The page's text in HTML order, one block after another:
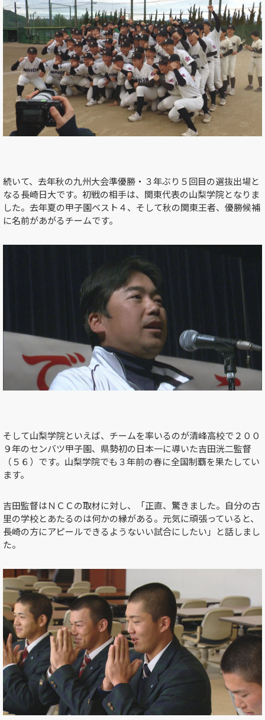
続いて、去年秋の九州大会準優勝・３年ぶり５回目の選抜出場と
なる長崎日大です。初戦の相手は、関東代表の山梨学院となりま
した。去年夏の甲子園ベスト４、そして秋の関東王者、優勝候補
に名前があがるチームです。
そして山梨学院といえば、チームを率いるのが清峰高校で２００
９年のセンバツ甲子園、県勢初の日本一に導いた吉田洸二監督
（５６）です。山梨学院でも３年前の春に全国制覇を果たしてい
ます。
吉田監督はＮＣＣの取材に対し、「正直、驚きました。自分の古
里の学校とあたるのは何かの縁がある。元気に頑張っていると、
長崎の方にアピールできるようないい試合にしたい」と話しまし
た。